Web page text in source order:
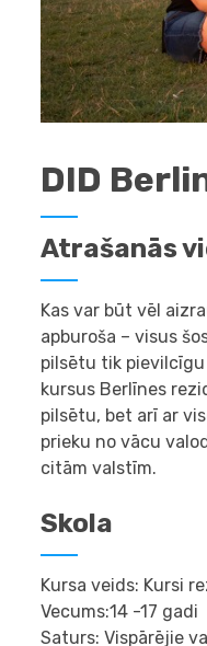
DID
Atrašanās
Kas var būt vēl
apburoša – visus
pilsētu tik
kursus Berlīnes
pilsētu, bet arī ar
prieku no vācu
citām valstīm.
Skola
Kursa veids: Kursi
Vecums:14 -17 gadi
Saturs: Vispārējie